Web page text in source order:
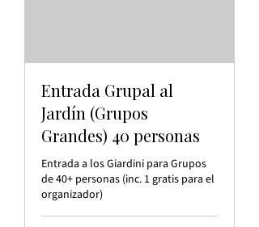
Entrada Grupal al
Jardín (Grupos
Grandes) 40 personas
Entrada a los Giardini para Grupos
de 40+ personas (inc. 1 gratis para el
organizador)